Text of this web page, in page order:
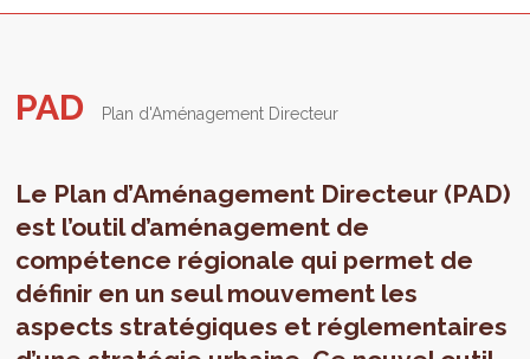
PAD Plan d'Aménagement Directeur
Le Plan d’Aménagement Directeur (PAD)
est l’outil d’aménagement de
compétence régionale qui permet de
définir en un seul mouvement les
aspects stratégiques et réglementaires